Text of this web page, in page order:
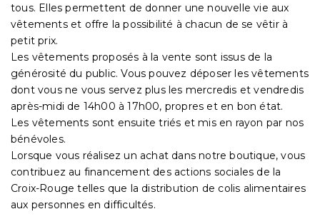
tous. Elles permettent de donner une nouvelle vie aux
vêtements et offre la possibilité à chacun de se vêtir à
petit prix.
Les vêtements proposés à la vente sont issus de la
générosité du public. Vous pouvez déposer les vêtements
dont vous ne vous servez plus les mercredis et vendredis
après-midi de 14h00 à 17h00, propres et en bon état.
Les vêtements sont ensuite triés et mis en rayon par nos
bénévoles.
Lorsque vous réalisez un achat dans notre boutique, vous
contribuez au financement des actions sociales de la
Croix-Rouge telles que la distribution de colis alimentaires
aux personnes en difficultés.